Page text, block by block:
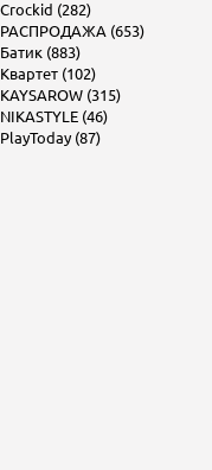
Crockid (282)
РАСПРОДАЖА (653)
Батик (883)
Квартет (102)
KAYSAROW (315)
NIKASTYLE (46)
PlayToday (87)